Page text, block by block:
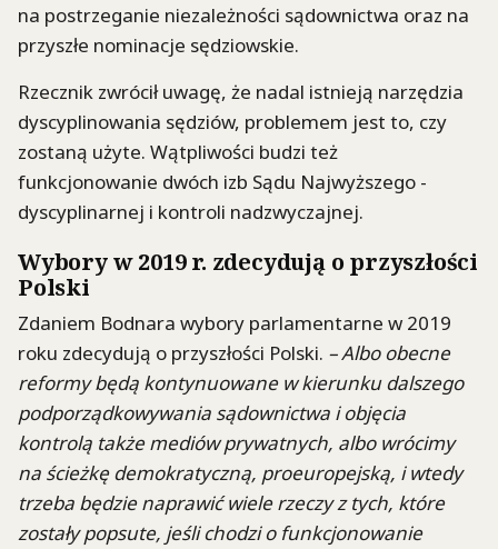
na postrzeganie niezależności sądownictwa oraz na
przyszłe nominacje sędziowskie.
Rzecznik zwrócił uwagę, że nadal istnieją narzędzia
dyscyplinowania sędziów, problemem jest to, czy
zostaną użyte. Wątpliwości budzi też
funkcjonowanie dwóch izb Sądu Najwyższego -
dyscyplinarnej i kontroli nadzwyczajnej.
Wybory w 2019 r. zdecydują o przyszłości
Polski
Zdaniem Bodnara wybory parlamentarne w 2019
roku zdecydują o przyszłości Polski. – Albo obecne
reformy będą kontynuowane w kierunku dalszego
podporządkowywania sądownictwa i objęcia
kontrolą także mediów prywatnych, albo wrócimy
na ścieżkę demokratyczną, proeuropejską, i wtedy
trzeba będzie naprawić wiele rzeczy z tych, które
zostały popsute, jeśli chodzi o funkcjonowanie